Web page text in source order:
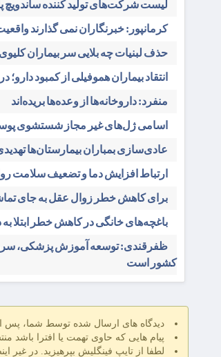
لیست شرکت‌های تولید کننده ساندویچ
کرمانپور: خبرنگاران نمی گذارند واقعیت
حذف لبنیات چه بلایی سر بیماران
انتقاد بیماران هموفیلی از کمبود
منفرد: داروخانه‌ها از وعده‌ها بریده‌اند
اسامی ژل‌های غیر مجاز شستشوی
عادی‌سازی بمباران بیمارستان‌ها
ارتباط افزایش دما و تضعیف سلامت
برای کاهش خطر زوال عقل به جای
باغچه‌های خانگی در کاهش خطر ابتلا به
ظفرقندی: توسعه آموزش پزشکی،
کشور است
دیدگاه های ارسال شده توسط شما، پس
پیام هایی که حاوی تهمت یا افترا باشد
لطفا از تایپ فینگلیش بپرهیزید. در غیر